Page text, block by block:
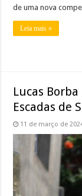
de uma nova
Leia mais »
Lucas
Escadas de
11 de março de